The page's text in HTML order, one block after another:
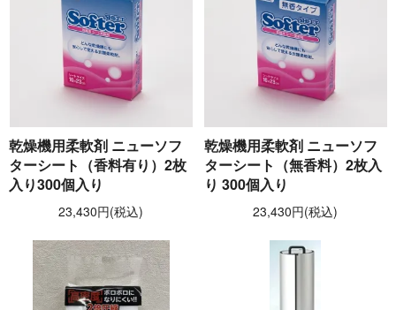
乾燥機用柔軟剤 ニューソフ
ターシート（香料有り）2枚
入り300個入り
23,430円(税込)
乾燥機用柔軟剤 ニューソフ
ターシート（無香料）2枚入
り 300個入り
23,430円(税込)